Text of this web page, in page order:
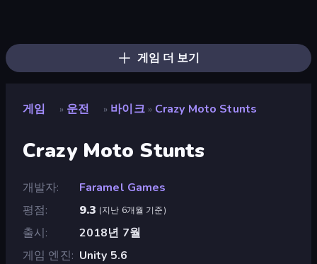
게임 더 보기
게임 » 운전 » 바이크 » Crazy Moto Stunts
Crazy Moto Stunts
개발자
Faramel Games
평점
9.3 (지난 6개월 기준)
출시
2018년 7월
게임 엔진
Unity 5.6